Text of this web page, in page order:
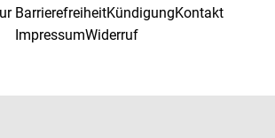
BarrierefreiheitKündigungKontakt
ImpressumWiderruf